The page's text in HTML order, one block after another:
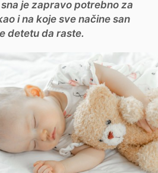
je zapravo potrebno za
i na koje sve načine san
detetu da raste.